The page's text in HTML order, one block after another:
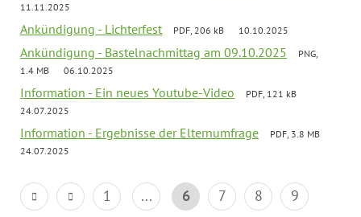
11.11.2025
Ankündigung - Lichterfest PDF, 206 kB 10.10.2025
Ankündigung - Bastelnachmittag am 09.10.2025
PNG,
1.4 MB
06.10.2025
Information - Ein neues Youtube-Video
PDF, 121 kB
24.07.2025
Information - Ergebnisse der Elternumfrage
PDF, 3.8 MB
24.07.2025
1 ... 6 7 8
9